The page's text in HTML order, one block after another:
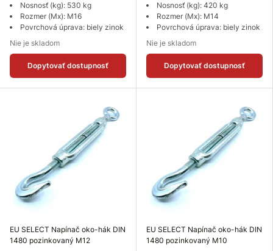
Nosnosť (kg): 530 kg
Rozmer (Mx): M16
Povrchová úprava: biely zinok
Nie je skladom
Dopytovať dostupnosť
Nosnosť (kg): 420 kg
Rozmer (Mx): M14
Povrchová úprava: biely zinok
Nie je skladom
Dopytovať dostupnosť
EU SELECT Napínač oko-hák DIN
1480 pozinkovaný M12
EU SELECT Napínač oko-hák DIN
1480 pozinkovaný M10